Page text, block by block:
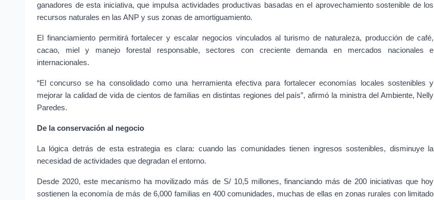
ganadores de esta iniciativa, que impulsa actividades productivas basadas en el aprovechamiento sostenible de los
recursos naturales en las ANP y sus zonas de amortiguamiento.
El financiamiento permitirá fortalecer y escalar negocios vinculados al turismo de naturaleza, producción de café,
cacao, miel y manejo forestal responsable, sectores con creciente demanda en mercados nacionales e
internacionales.
“El concurso se ha consolidado como una herramienta efectiva para fortalecer economías locales sostenibles y
mejorar la calidad de vida de cientos de familias en distintas regiones del país”, afirmó la ministra del Ambiente, Nelly
Paredes.
De la conservación al negocio
La lógica detrás de esta estrategia es clara: cuando las comunidades tienen ingresos sostenibles, disminuye la
necesidad de actividades que degradan el entorno.
Desde 2020, este mecanismo ha movilizado más de S/ 10,5 millones, financiando más de 200 iniciativas que hoy
sostienen la economía de más de 6,000 familias en 400 comunidades, muchas de ellas en zonas rurales con limitado